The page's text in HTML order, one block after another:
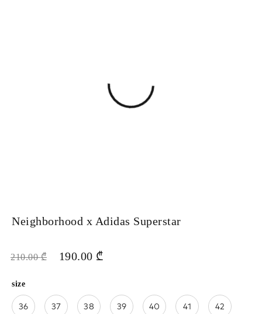
Neighborhood x Adidas Superstar
210.00₾ 190.00 ₾
size
36 37 38 39 40 41 42